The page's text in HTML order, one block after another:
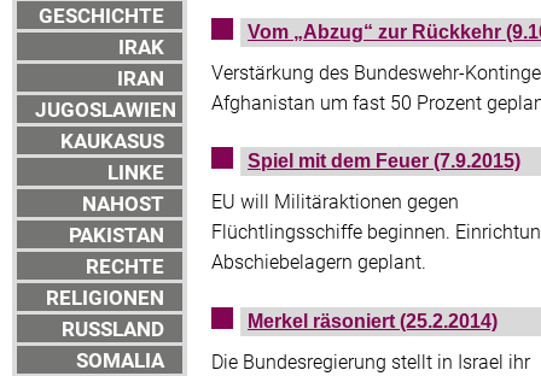
GESCHICHTE
IRAK
IRAN
JUGOSLAWIEN
KAUKASUS
LINKE
NAHOST
PAKISTAN
RECHTE
RELIGIONEN
RUSSLAND
SOMALIA
Vom „Abzug“ zur Rückkehr
Verstärkung des Bundeswehr-
Afghanistan um fast 50 Prozent
Spiel mit dem Feuer (7.9.2015)
EU will Militäraktionen gegen
Flüchtlingsschiffe beginnen.
Abschiebelagern geplant.
Merkel räsoniert (25.2.2014)
Die Bundesregierung stellt in Israel ihr